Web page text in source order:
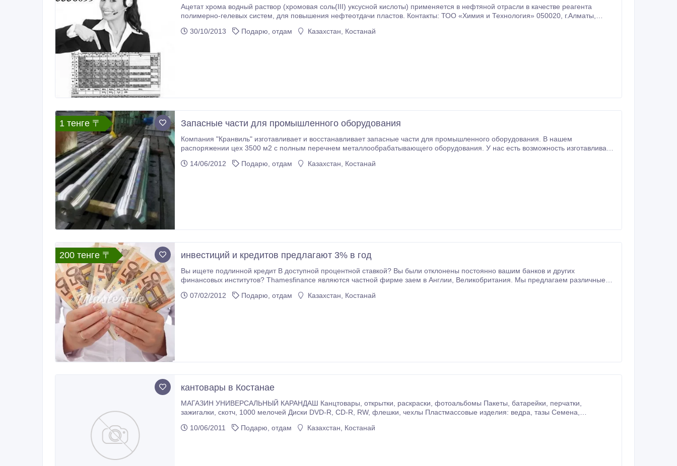
Ацетат хрома водный раствор (хромовая соль(III) уксусной кислоты) применяется в нефтяной отрасли в качестве реагента
полимерно-гелевых систем, для повышения нефтеотдачи пластов. Контакты: ТОО «Химия и Технология» 050020, г.Алматы,
30/10/2013
Подарю, отдам Казахстан, Костанай
1 тенге 〒 Запасные части для промышленного оборудования
Компания "Кранвиль" изготавливает и восстанавливает запасные части для промышленного оборудования. В нашем
распоряжении цех 3500 м2 с полным перечнем металлообрабатывающего оборудования. У нас есть возможность изготавливать
14/06/2012
Подарю, отдам Казахстан, Костанай
200 тенге 〒 инвестиций и кредитов предлагают 3% в год
Вы ищете подлинной кредит В доступной процентной ставкой? Вы были отклонены постоянно вашим банков и других
финансовых институтов? Thamesfinance являются частной фирме заем в Англии, Великобритания. Мы предлагаем различные
07/02/2012
Подарю, отдам Казахстан, Костанай
кантовары в Костанае
МАГАЗИН УНИВЕРСАЛЬНЫЙ КАРАНДАШ Канцтовары, открытки, раскраски, фотоальбомы Пакеты, батарейки, перчатки,
зажигалки, скотч, 1000 мелочей Диски DVD-R, CD-R, RW, флешки, чехлы Пластмассовые изделия: ведра, тазы Семена,
10/06/2011
Подарю, отдам Казахстан, Костанай